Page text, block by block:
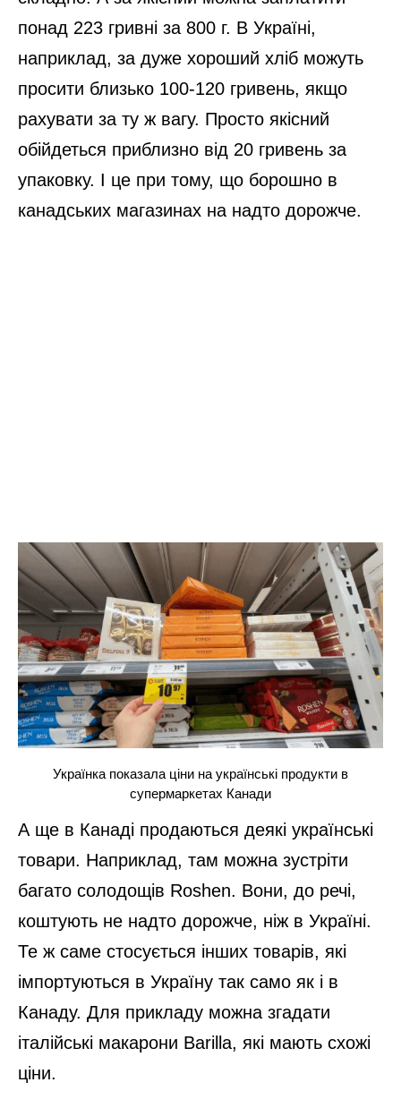
понад 223 гривні за 800 г. В Україні,
наприклад, за дуже хороший хліб можуть
просити близько 100-120 гривень, якщо
рахувати за ту ж вагу. Просто якісний
обійдеться приблизно від 20 гривень за
упаковку. І це при тому, що борошно в
канадських магазинах на надто дорожче.
Українка показала ціни на українські продукти в
супермаркетах Канади
А ще в Канаді продаються деякі українські
товари. Наприклад, там можна зустріти
багато солодощів Roshen. Вони, до речі,
коштують не надто дорожче, ніж в Україні.
Те ж саме стосується інших товарів, які
імпортуються в Україну так само як і в
Канаду. Для прикладу можна згадати
італійські макарони Barilla, які мають схожі
ціни.